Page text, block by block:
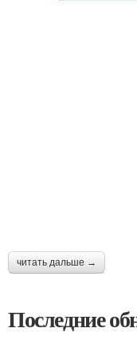
читать дальше →
Последние